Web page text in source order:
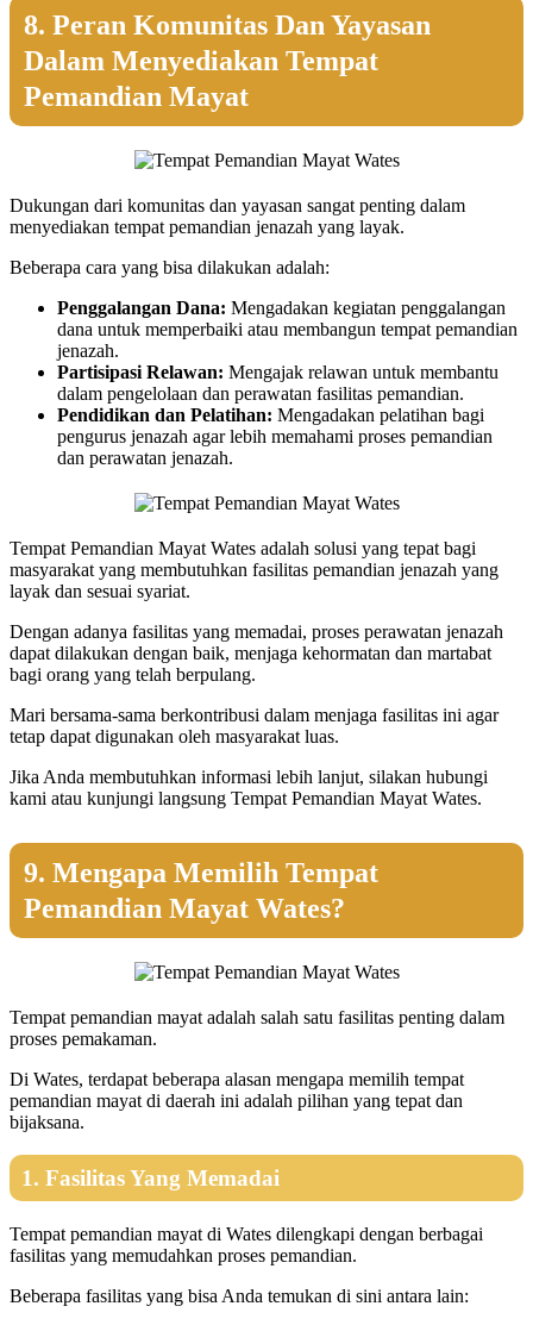
8. Peran Komunitas Dan Yayasan
Dalam Menyediakan Tempat
Pemandian Mayat
Dukungan dari komunitas dan yayasan sangat penting dalam
menyediakan tempat pemandian jenazah yang layak.
Beberapa cara yang bisa dilakukan adalah:
Penggalangan Dana: Mengadakan kegiatan penggalangan
dana untuk memperbaiki atau membangun tempat pemandian
jenazah.
Partisipasi Relawan: Mengajak relawan untuk membantu
dalam pengelolaan dan perawatan fasilitas pemandian.
Pendidikan dan Pelatihan: Mengadakan pelatihan bagi
pengurus jenazah agar lebih memahami proses pemandian
dan perawatan jenazah.
Tempat Pemandian Mayat Wates adalah solusi yang tepat bagi
masyarakat yang membutuhkan fasilitas pemandian jenazah yang
layak dan sesuai syariat.
Dengan adanya fasilitas yang memadai, proses perawatan jenazah
dapat dilakukan dengan baik, menjaga kehormatan dan martabat
bagi orang yang telah berpulang.
Mari bersama-sama berkontribusi dalam menjaga fasilitas ini agar
tetap dapat digunakan oleh masyarakat luas.
Jika Anda membutuhkan informasi lebih lanjut, silakan hubungi
kami atau kunjungi langsung Tempat Pemandian Mayat Wates.
9. Mengapa Memilih Tempat
Pemandian Mayat Wates?
Tempat pemandian mayat adalah salah satu fasilitas penting dalam
proses pemakaman.
Di Wates, terdapat beberapa alasan mengapa memilih tempat
pemandian mayat di daerah ini adalah pilihan yang tepat dan
bijaksana.
1. Fasilitas Yang Memadai
Tempat pemandian mayat di Wates dilengkapi dengan berbagai
fasilitas yang memudahkan proses pemandian.
Beberapa fasilitas yang bisa Anda temukan di sini antara lain: